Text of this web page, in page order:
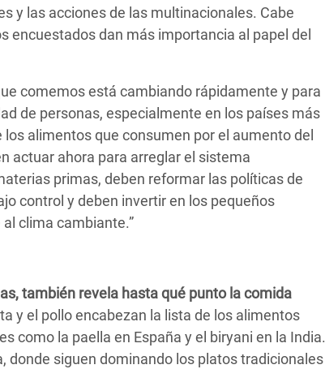
y las acciones de las multinacionales. Cabe
encuestados dan más importancia al papel del
comemos está cambiando rápidamente y para
de personas, especialmente en los países más
alimentos que consumen por el aumento del
actuar ahora para arreglar el sistema
primas, deben reformar las políticas de
control y deben invertir en los pequeños
clima cambiante.”
también revela hasta qué punto la comida
y el pollo encabezan la lista de los alimentos
como la paella en España y el biryani en la India.
donde siguen dominando los platos tradicionales